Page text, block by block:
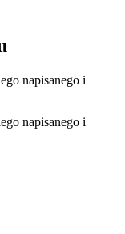
napisanego i
napisanego i